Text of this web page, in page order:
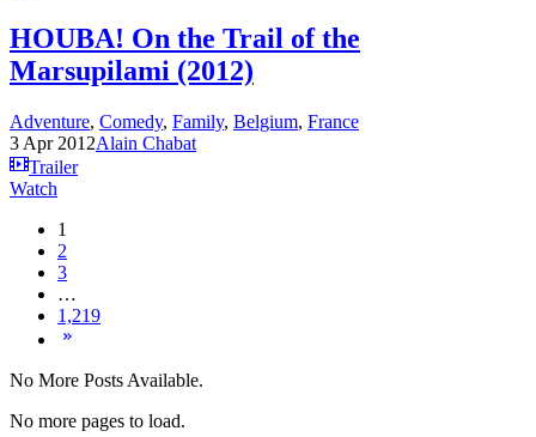
HOUBA! On the Trail of the
Marsupilami (2012)
Adventure, Comedy, Family, Belgium, France
3 Apr 2012Alain Chabat
Trailer
Watch
1
2
3
…
1,219
No More Posts Available.
No more pages to load.